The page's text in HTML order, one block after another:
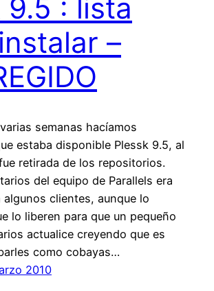
9.5 : lista
–
semanas hacíamos
estaba disponible Plessk 9.5, al
retirada de los repositorios.
del equipo de Parallels era
algunos clientes, aunque lo
lo liberen para que un pequeño
actualice creyendo que es
como cobayas…
2010